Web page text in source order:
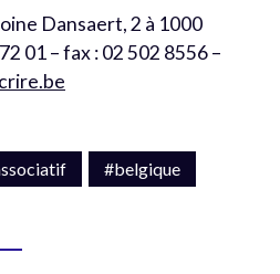
Dansaert, 2 à 1000
01 – fax : 02 502 8556 –
#belgique